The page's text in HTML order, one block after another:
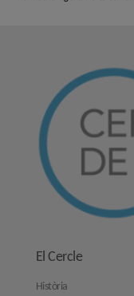
El Cercle
Història